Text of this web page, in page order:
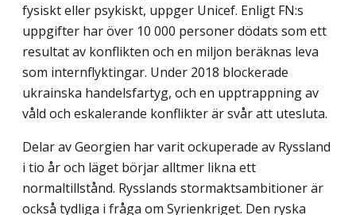
fysiskt eller psykiskt, uppger Unicef. Enligt FN:s
uppgifter har över 10 000 personer dödats som ett
resultat av konflikten och en miljon beräknas leva
som intern­flyktingar. Under 2018 blockerade
ukrainska handelsfartyg, och en upptrappning av
våld och eskalerande konflikter är svår att utesluta.
Delar av Georgien har varit ockuperade av Ryssland
i tio år och läget börjar alltmer likna ett
normaltillstånd. Rysslands stormaktsambitioner är
också tydliga i fråga om Syrienkriget. Den ryska